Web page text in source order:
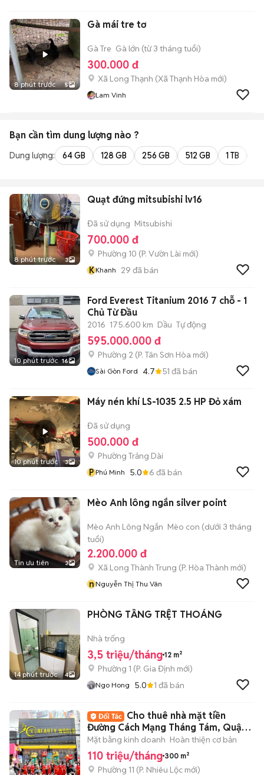
8 phút trước 5
Gà mái tre tơ
Gà Tre Gà lớn (từ 3 tháng tuổi)
300.000 đ
Xã Long Thạnh (Xã Thạnh Hòa mới)
Lam Vinh
Bạn cần tìm dung lượng nào ?
Dung lượng: 64 GB 128 GB 256 GB 512 GB 1 TB
8 phút trước 3
Quạt đứng mitsubishi lv16
Đã sử dụng Mitsubishi
700.000 đ
Phường 10 (P. Vườn Lài mới)
KKhanh 29 đã bán
10 phút trước 16
Ford Everest Titanium 2016 7 chỗ - 1
Chủ Từ Đầu
2016 175.600 km Dầu Tự động
595.000.000 đ
Phường 2 (P. Tân Sơn Hòa mới)
Sài Gòn Ford 4.7 51 đã bán
10 phút trước 3
Máy nén khí LS-1035 2.5 HP Đỏ xám
Đã sử dụng
500.000 đ
Phường Trảng Dài
P Phú Minh 5.0 6 đã bán
Tin ưu tiên 3
Mèo Anh lông ngắn silver point
Mèo Anh Lông Ngắn Mèo con (dưới 3 tháng
tuổi)
2.200.000 đ
Xã Long Thành Trung (P. Hòa Thành mới)
nNguyễn Thị Thu Vân
14 phút trước 4
PHÒNG TẦNG TRỆT THOÁNG
Nhà trống
3,5 triệu/tháng 12 m²
Phường 1 (P. Gia Định mới)
Ngo Hong 5.0 1 đã bán
Cho thuê nhà mặt tiền
Đường Cách Mạng Tháng Tám, Quận
3. DT: 10x30m.
Mặt bằng kinh doanh Hoàn thiện cơ bản
110 triệu/tháng 300 m²
Phường 11 (P. Nhiêu Lộc mới)